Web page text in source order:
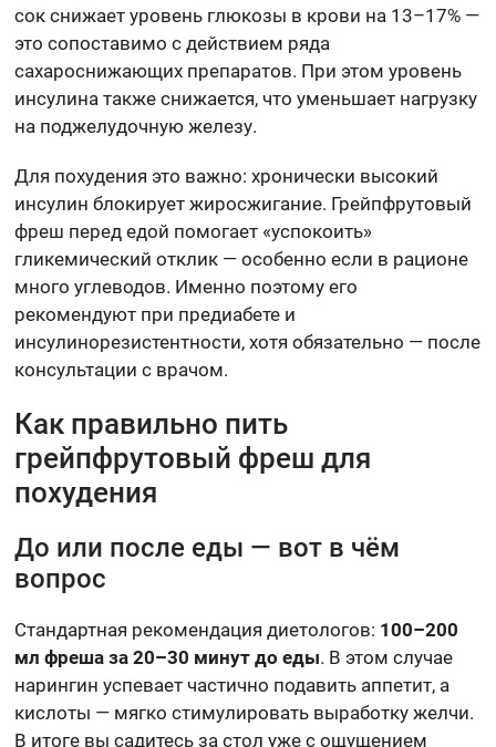
сок снижает уровень глюкозы в крови на 13–17% —
это сопоставимо с действием ряда
сахароснижающих препаратов. При этом уровень
инсулина также снижается, что уменьшает нагрузку
на поджелудочную железу.
Для похудения это важно: хронически высокий
инсулин блокирует жиросжигание. Грейпфрутовый
фреш перед едой помогает «успокоить»
гликемический отклик — особенно если в рационе
много углеводов. Именно поэтому его
рекомендуют при предиабете и
инсулинорезистентности, хотя обязательно — после
консультации с врачом.
Как правильно пить
грейпфрутовый фреш для
похудения
До или после еды — вот в чём
вопрос
Стандартная рекомендация диетологов: 100–200
мл фреша за 20–30 минут до еды. В этом случае
нарингин успевает частично подавить аппетит, а
кислоты — мягко стимулировать выработку желчи.
В итоге вы садитесь за стол уже с ощущением